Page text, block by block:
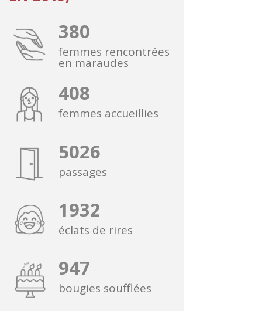
380
femmes rencontrées
en maraudes
408
femmes accueillies
5026
passages
1932
éclats de rires
947
bougies soufflées